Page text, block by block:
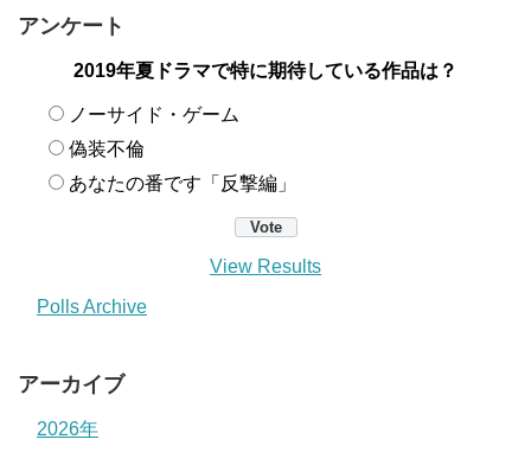
アンケート
2019年夏ドラマで特に期待している作品は？
ノーサイド・ゲーム
偽装不倫
あなたの番です「反撃編」
View Results
Polls Archive
アーカイブ
2026年